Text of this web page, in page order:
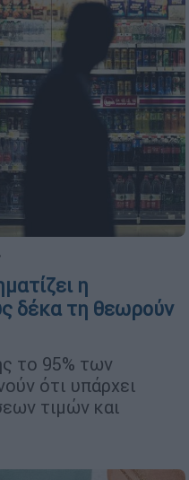
η
δέκα τη θεωρούν
το 95% των
ότι υπάρχει
τιμών και